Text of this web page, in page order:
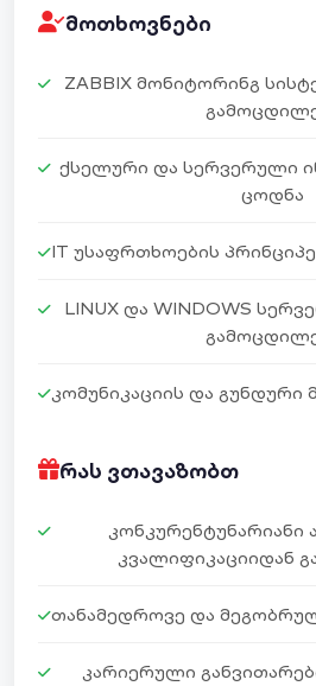
ᲛᲝᲗᲮᲝᲕᲜᲔᲑᲘ
ZABBIX ᲛᲝᲜᲘᲢᲝᲠᲘᲜᲒ
ᲥᲡᲔᲚᲣᲠᲘ ᲓᲐ ᲡᲔᲠᲕᲔᲠᲣᲚᲘ
ᲪᲝᲓᲜᲐ
IT ᲣᲡᲐᲤᲠᲗᲮᲝᲔᲑᲘᲡ
LINUX ᲓᲐ WINDOWS
ᲙᲝᲛᲣᲜᲘᲙᲐᲪᲘᲘᲡ ᲓᲐ ᲒᲣᲜᲓᲣᲠᲘ
ᲠᲐᲡ ᲕᲗᲐᲕᲐᲖᲝᲑᲗ
ᲙᲝᲜᲙᲣᲠᲔᲜᲢᲣᲜᲐᲠᲘᲐᲜᲘ
ᲙᲕᲐᲚᲘᲤᲘᲙᲐᲪᲘᲘᲓᲐᲜ
ᲗᲐᲜᲐᲛᲔᲓᲠᲝᲕᲔ ᲓᲐ
ᲙᲐᲠᲘᲔᲠᲣᲚᲘ